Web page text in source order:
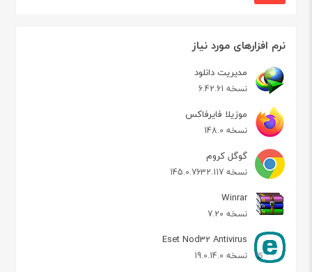
نرم افزارهای مورد نیاز
مدیریت دانلود
نسخه 6.42.61
موزیلا فایرفاکس
نسخه 148.0
گوگل کروم
نسخه 145.0.7632.117
Winrar
نسخه 7.20
Eset Nod32 Antivirus
نسخه 19.0.14.0